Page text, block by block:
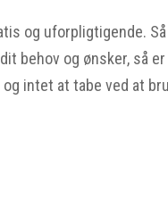
og uforpligtigende.
behov og ønsker, så
intet at tabe ved at